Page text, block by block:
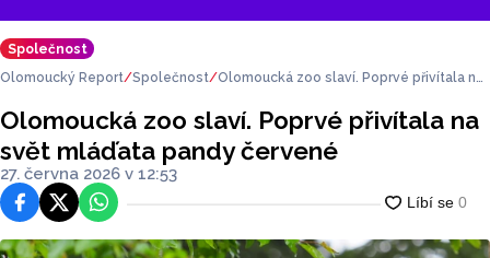
Společnost
Olomoucký Report Společnost Olomoucká zoo slaví. Poprvé přivítala na
Olomoucká zoo slaví. Poprvé přivítala na
svět mláďata pandy červené
27. června 2026 v 12:53
FacebookPlatforma X
WhatsApp